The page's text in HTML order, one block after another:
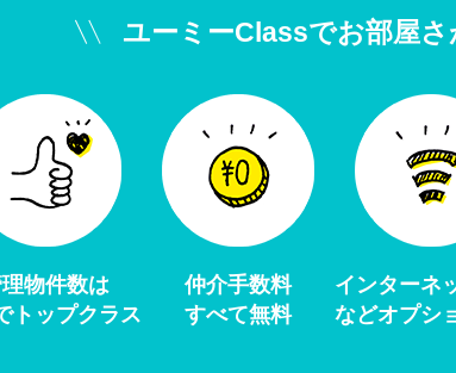
ユーミーClassでお部屋さ
物件数は
トップクラス
仲介手数料
すべて無料
インターネ
などオプシ